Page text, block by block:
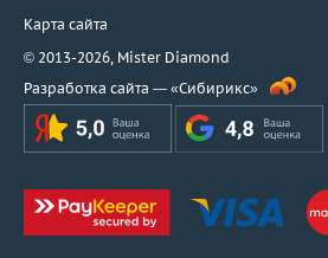
Карта сайта
© 2013-2026, Mister Diamond
Разработка сайта — «Сибирикс»